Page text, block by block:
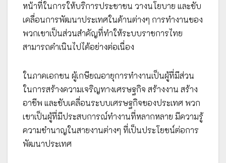
หน้าที่ในการให้บริการประชาชน วางนโยบาย และขับ
เคลื่อนการพัฒนาประเทศในด้านต่างๆ การทำงานของ
พวกเขาเป็นส่วนสำคัญที่ทำให้ระบบราชการไทย
สามารถดำเนินไปได้อย่างต่อเนื่อง
ในภาคเอกชน ผู้เกษียณอายุการทำงานเป็นผู้ที่มีส่วน
ในการสร้างความเจริญทางเศรษฐกิจ สร้างงาน สร้าง
อาชีพ และขับเคลื่อนระบบเศรษฐกิจของประเทศ พวก
เขาเป็นผู้ที่มีประสบการณ์ทำงานที่หลากหลาย มีความรู้
ความชำนาญในสายงานต่างๆ ที่เป็นประโยชน์ต่อการ
พัฒนาประเทศ